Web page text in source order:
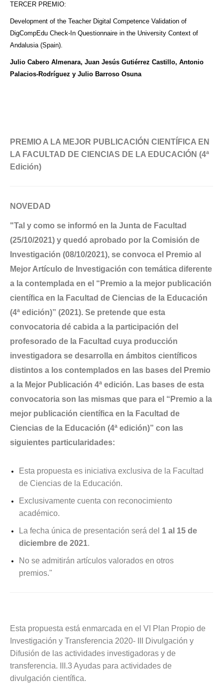
TERCER PREMIO:
Development of the Teacher Digital Competence Validation of
DigCompEdu Check-In Questionnaire in the University Context of
Andalusia (Spain).
Julio Cabero Almenara, Juan Jesús Gutiérrez Castillo, Antonio
Palacios-Rodríguez y Julio Barroso Osuna
PREMIO A LA MEJOR PUBLICACIÓN CIENTÍFICA EN
LA FACULTAD DE CIENCIAS DE LA EDUCACIÓN (4ª
Edición)
NOVEDAD
"Tal y como se informó en la Junta de Facultad
(25/10/2021) y quedó aprobado por la Comisión de
Investigación (08/10/2021), se convoca el
Premio al
Mejor Artículo de Investigación con temática diferente
a la contemplada en el “Premio a la mejor publicación
científica en la Facultad de Ciencias de la Educación
(4ª edición)” (2021). Se pretende que esta
convocatoria dé cabida a la participación del
profesorado de la Facultad cuya producción
investigadora se desarrolla en ámbitos científicos
distintos a los contemplados en las bases del Premio
a la Mejor Publicación 4ª edición. Las bases de esta
convocatoria son las mismas que para el “Premio a la
mejor publicación científica en la Facultad de
Ciencias de la Educación (4ª edición)” con las
siguientes particularidades:
Esta propuesta es iniciativa exclusiva de la Facultad
de Ciencias de la Educación.
Exclusivamente cuenta con reconocimiento
académico.
La fecha única de presentación será del 1 al 15 de
diciembre de 2021.
No se admitirán artículos valorados en otros
premios."
Esta propuesta está enmarcada en el VI Plan Propio de
Investigación y Transferencia 2020- III Divulgación y
Difusión de las actividades investigadoras y de
transferencia. III.3 Ayudas para actividades de
divulgación científica.